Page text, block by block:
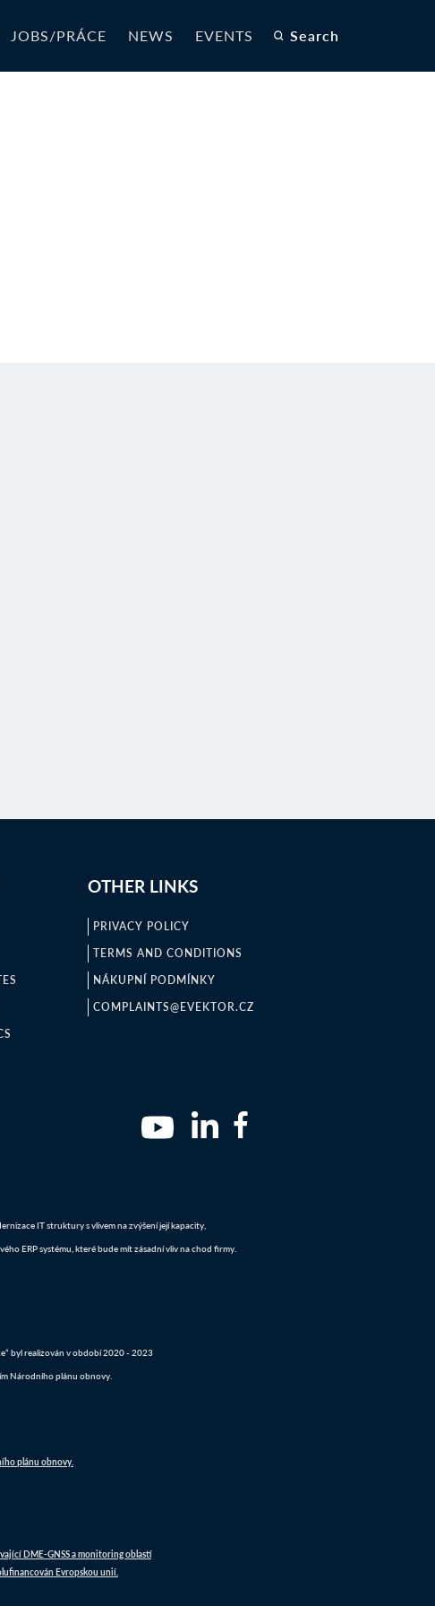
JOBS/PRÁCE NEWS EVENTS Search
OTHER LINKS
PRIVACY POLICY
TERMS AND CONDITIONS
NÁKUPNÍ PODMÍNKY
COMPLAINTS@EVEKTOR.CZ
IT struktury s vlivem na zvýšení její kapacity,
ERP systému, které bude mít zásadní vliv na chod firmy.
byl realizován v období 2020 - 2023
Národního plánu obnovy.
plánu obnovy.
DME-GNSS a monitoring oblastí
Evropskou unií.